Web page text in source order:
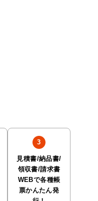
見積書/納品書/
領収書/請求書
WEBで各種帳
票かんたん発